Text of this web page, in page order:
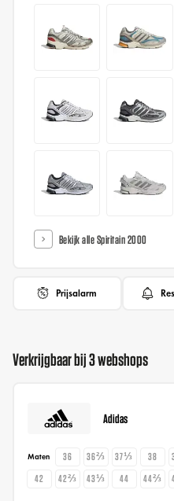
Bekijk alle Spiritain 2000
Prijsalarm
Verkrijgbaar bij 3 webshops
Adidas
Maten 36 36⅔ 37⅓ 38
42
42⅔ 43⅓ 44 44⅔